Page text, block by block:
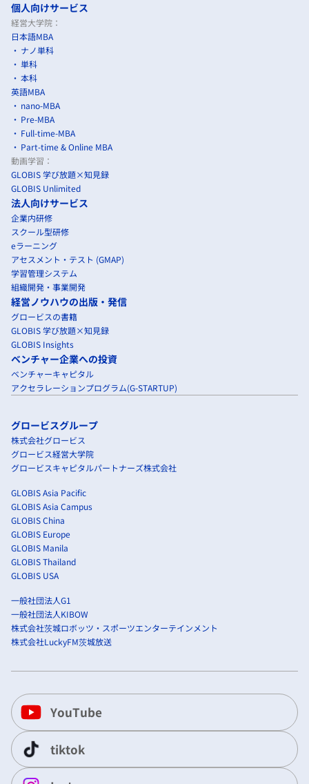
個人向けサービス
経営大学院：
日本語MBA
ナノ単科
単科
本科
英語MBA
nano-MBA
Pre-MBA
Full-time-MBA
Part-time & Online MBA
動画学習：
GLOBIS 学び放題×知見録
GLOBIS Unlimited
法人向けサービス
企業内研修
スクール型研修
eラーニング
アセスメント・テスト (GMAP)
学習管理システム
組織開発・事業開発
経営ノウハウの出版・発信
グロービスの書籍
GLOBIS 学び放題×知見録
GLOBIS Insights
ベンチャー企業への投資
ベンチャーキャピタル
アクセラレーションプログラム(G-STARTUP)
グロービスグループ
株式会社グロービス
グロービス経営大学院
グロービスキャピタルパートナーズ株式会社
GLOBIS Asia Pacific
GLOBIS Asia Campus
GLOBIS China
GLOBIS Europe
GLOBIS Manila
GLOBIS Thailand
GLOBIS USA
一般社団法人G1
一般社団法人KIBOW
株式会社茨城ロボッツ・スポーツエンターテインメント
株式会社LuckyFM茨城放送
YouTube
tiktok